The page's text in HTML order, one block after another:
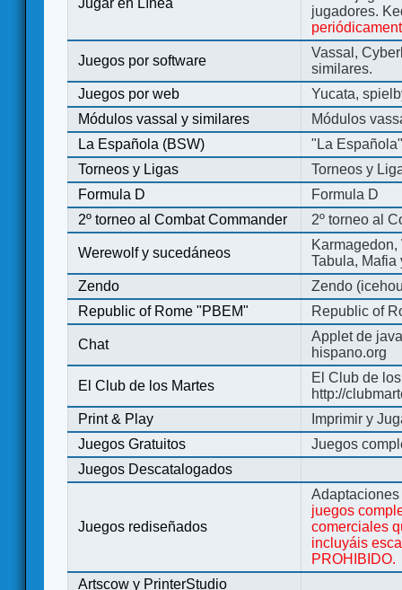
Jugar en Línea
jugadores.
Juegos por software
Vassal,
similares.
Juegos por web
Yucata,
Módulos vassal y similares
Módulos
La Española (BSW)
"La
Torneos y Ligas
Torneos y
Formula D
Formula D
2º torneo al Combat Commander
2º torneo al
Werewolf y sucedáneos
Tabula, Mafia
Zendo
Zendo
Republic of Rome "PBEM"
Republic of
Chat
Applet de
hispano.org
El Club de los Martes
El Club de
http://
Print & Play
Imprimir y
Juegos Gratuitos
Juegos
Juegos Descatalogados
Juegos rediseñados
juegos
comerciales
incluyáis
PROHIBIDO.
Artscow y PrinterStudio